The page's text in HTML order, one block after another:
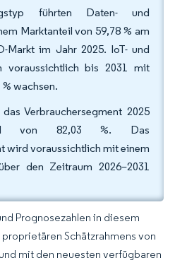
führten Daten- und
Marktanteil von 59,78 % am
Markt im Jahr 2025. IoT- und
voraussichtlich bis 2031 mit
wachsen.
Verbrauchersegment 2025
von 82,03 %. Das
wird voraussichtlich mit einem
den Zeitraum 2026–2031
Prognosezahlen in diesem
Schätzrahmens von
mit den neuesten verfügbaren